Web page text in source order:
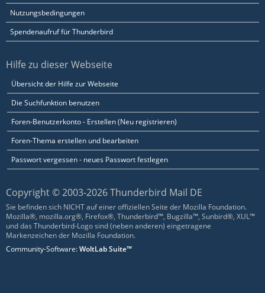
Nutzungsbedingungen
Spendenaufruf für Thunderbird
Hilfe zu dieser Webseite
Übersicht der Hilfe zur Webseite
Die Suchfunktion benutzen
Foren-Benutzerkonto - Erstellen (Neu registrieren)
Foren-Thema erstellen und bearbeiten
Passwort vergessen - neues Passwort festlegen
Copyright © 2003-2026 Thunderbird Mail DE
Sie befinden sich NICHT auf einer offiziellen Seite der Mozilla Foundation.
Mozilla®, mozilla.org®, Firefox®, Thunderbird™, Bugzilla™, Sunbird®, XUL™
und das Thunderbird-Logo sind (neben anderen) eingetragene
Markenzeichen der Mozilla Foundation.
Community-Software:WoltLab Suite™